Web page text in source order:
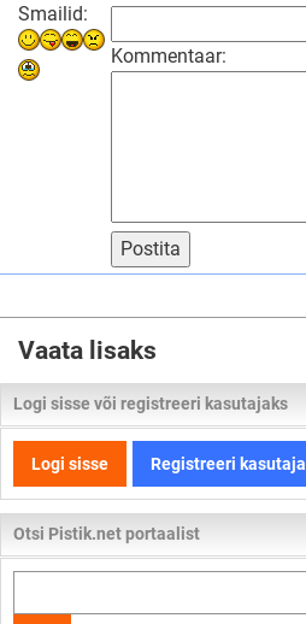
Smailid:
Kommentaar:
Postita
Vaata lisaks
Logi sisse või registreeri kasutajaks
Logi sisse Registreeri kasutaja
Otsi Pistik.net portaalist
kogu